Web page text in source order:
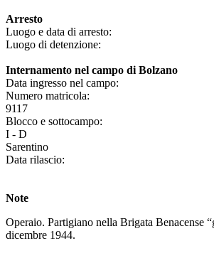
Arresto
Luogo e data di arresto:
Luogo di detenzione:
Internamento nel campo di Bolzano
Data ingresso nel campo:
Numero matricola:
9117
Blocco e sottocampo:
I - D
Sarentino
Data rilascio:
Note
Operaio. Partigiano nella Brigata Benacense
dicembre 1944.